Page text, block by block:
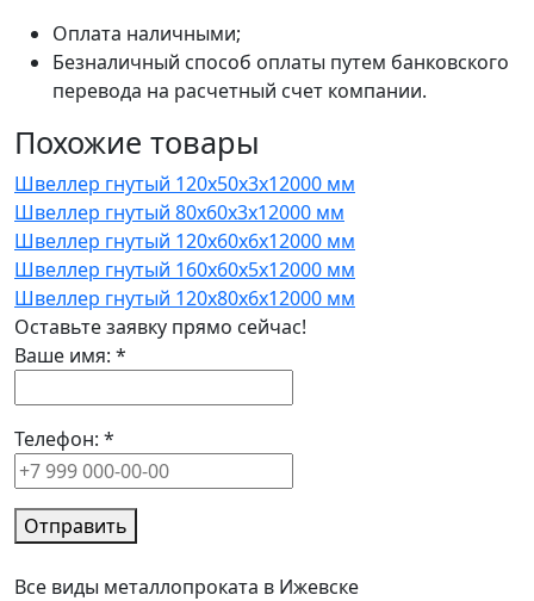
Оплата наличными;
Безналичный способ оплаты путем банковского
перевода на расчетный счет компании.
Похожие товары
Швеллер гнутый 120x50x3x12000 мм
Швеллер гнутый 80x60x3x12000 мм
Швеллер гнутый 120x60x6x12000 мм
Швеллер гнутый 160x60x5x12000 мм
Швеллер гнутый 120x80x6x12000 мм
Оставьте заявку прямо сейчас!
Ваше имя: *
Телефон: *
Отправить
Все виды металлопроката в Ижевске